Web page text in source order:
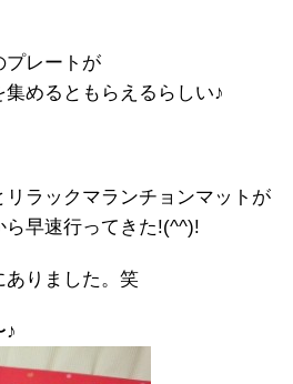
プレートが
めるともらえるらしい♪
ラックマランチョンマットが
早速行ってきた!(^^)!
ありました。笑
♪